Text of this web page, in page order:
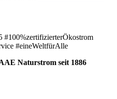
#100%zertifizierterÖkostrom
#eineWeltfürAlle
Naturstrom seit 1886